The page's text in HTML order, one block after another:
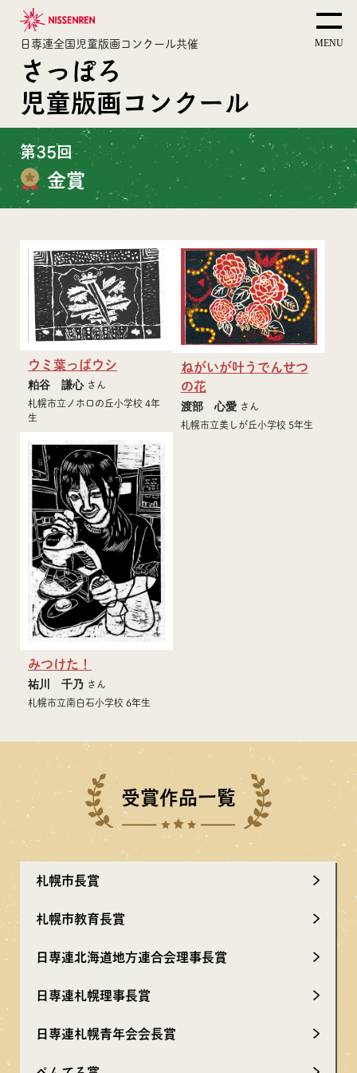
日専連全国児童版画コンクール共催
さっぽろ
児童版画コンクール
第35回
金賞
ウミ葉っぱウシ
粕谷 謙心 さん
札幌市立ノホロの丘小学校 4年
生
ねがいが叶うでんせつ
の花
渡部 心愛 さん
札幌市立美しが丘小学校 5年生
みつけた！
祐川 千乃 さん
札幌市立南白石小学校 6年生
受賞作品一覧
札幌市長賞
札幌市教育長賞
日専連北海道地方連合会理事長賞
日専連札幌理事長賞
日専連札幌青年会会長賞